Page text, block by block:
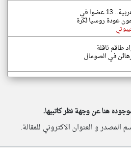
بينهم ممثلو 7 دول عربية.. 13 عضوا في
عودة روسيا لكرة
طاقم ناقلة
في الصومال
هنا عن وجهة نظر كاتبيها.
المصدر و العنوان الاكتروني للمقالة.